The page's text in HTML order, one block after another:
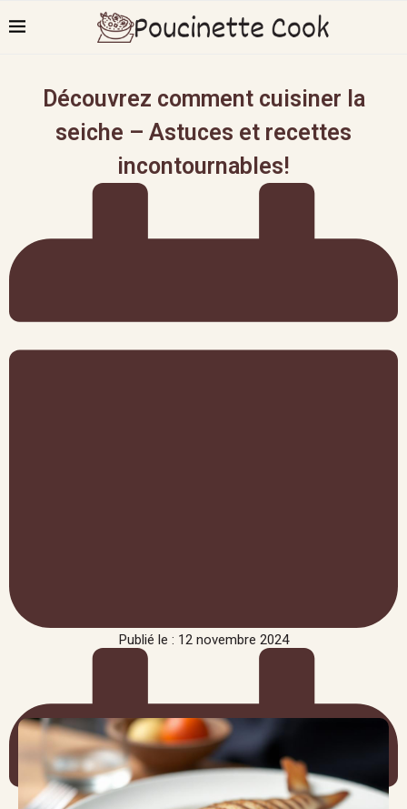
Découvrez comment cuisiner la
seiche – Astuces et recettes
incontournables!
Publié le : 12 novembre 2024